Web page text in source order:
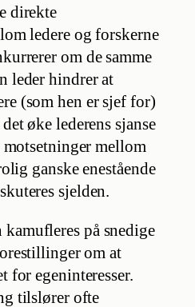
direkte
ledere og forskerne
om de samme
leder hindrer at
(som hen er sjef for)
øke lederens sjanse
mellom
ganske enestående
sjelden.
på snedige
om at
for egeninteresser.
tilslører ofte